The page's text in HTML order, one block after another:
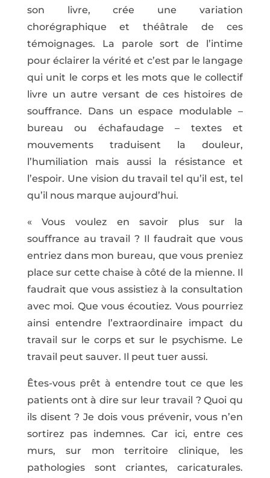
son livre, crée une variation
chorégraphique et théâtrale de ces
témoignages. La parole sort de l’intime
pour éclairer la vérité et c’est par le langage
qui unit le corps et les mots que le collectif
livre un autre versant de ces histoires de
souffrance. Dans un espace modulable –
bureau ou échafaudage – textes et
mouvements traduisent la douleur,
l’humiliation mais aussi la résistance et
l’espoir. Une vision du travail tel qu’il est, tel
qu’il nous marque aujourd’hui.
« Vous voulez en savoir plus sur la
souffrance au travail ? Il faudrait que vous
entriez dans mon bureau, que vous preniez
place sur cette chaise à côté de la mienne. Il
faudrait que vous assistiez à la consultation
avec moi. Que vous écoutiez. Vous pourriez
ainsi entendre l’extraordinaire impact du
travail sur le corps et sur le psychisme. Le
travail peut sauver. Il peut tuer aussi.
Êtes-vous prêt à entendre tout ce que les
patients ont à dire sur leur travail ? Quoi qu
ils disent ? Je dois vous prévenir, vous n’en
sortirez pas indemnes. Car ici, entre ces
murs, sur mon territoire clinique, les
pathologies sont criantes, caricaturales.